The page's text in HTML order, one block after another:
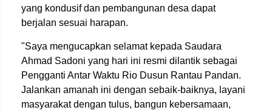
yang kondusif dan pembangunan desa dapat
berjalan sesuai harapan.
"Saya mengucapkan selamat kepada Saudara
Ahmad Sadoni yang hari ini resmi dilantik sebagai
Pengganti Antar Waktu Rio Dusun Rantau Pandan.
Jalankan amanah ini dengan sebaik-baiknya, layani
masyarakat dengan tulus, bangun kebersamaan,